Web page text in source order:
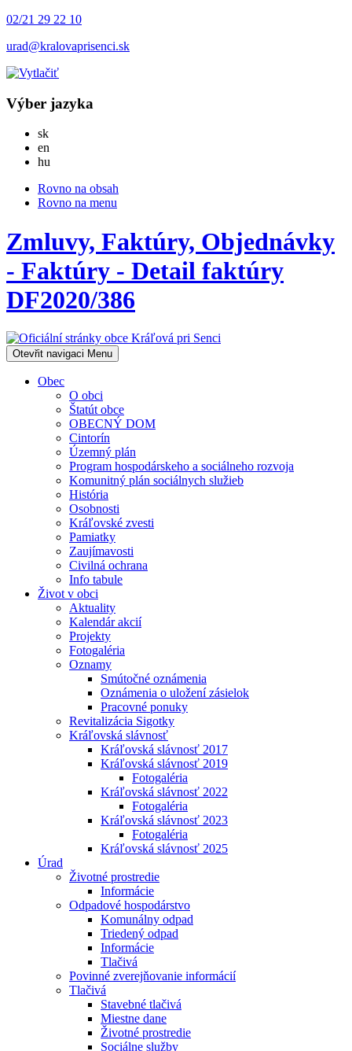
02/21 29 22 10
urad@kralovaprisenci.sk
Výber jazyka
skSlovensky
en
hu
Rovno na obsah
Rovno na menu
Zmluvy, Faktúry, Objednávky
- Faktúry - Detail faktúry
DF2020/386
Otevřit navigaci Menu
Obec
O obci
Štatút obce
OBECNÝ DOM
Cintorín
Územný plán
Program hospodárskeho a sociálneho rozvoja
Komunitný plán sociálnych služieb
História
Osobnosti
Kráľovské zvesti
Pamiatky
Zaujímavosti
Civilná ochrana
Info tabule
Život v obci
Aktuality
Kalendár akcií
Projekty
Fotogaléria
Oznamy
Smútočné oznámenia
Oznámenia o uložení zásielok
Pracovné ponuky
Revitalizácia Sigotky
Kráľovská slávnosť
Kráľovská slávnosť 2017
Kráľovská slávnosť 2019
Fotogaléria
Kráľovská slávnosť 2022
Fotogaléria
Kráľovská slávnosť 2023
Fotogaléria
Kráľovská slávnosť 2025
Úrad
Životné prostredie
Informácie
Odpadové hospodárstvo
Komunálny odpad
Triedený odpad
Informácie
Tlačivá
Povinné zverejňovanie informácií
Tlačivá
Stavebné tlačivá
Miestne dane
Životné prostredie
Sociálne služby